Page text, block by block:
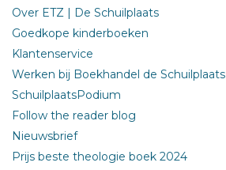
Over ETZ | De Schuilplaats
Goedkope kinderboeken
Klantenservice
Werken bij Boekhandel de Schuilplaats
SchuilplaatsPodium
Follow the reader blog
Nieuwsbrief
Prijs beste theologie boek 2024